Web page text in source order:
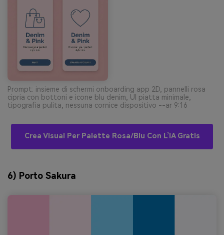
Prompt: insieme di schermi onboarding app 2D, pannelli rosa
cipria con bottoni e icone blu denim, UI piatta minimale,
tipografia pulita, nessuna cornice dispositivo --ar 9:16
Crea Visual Per Palette Rosa/blu Con L’IA Gratis
6) Porto Sakura